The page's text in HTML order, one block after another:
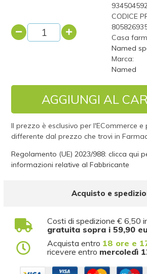
CODICE
Casa
Named
Marca:
Named
AGGIUNGI AL
Il prezzo è esclusivo per l'ECommerce e
differente dal prezzo che trovi in
Regolamento (UE) 2023/988: clicca qui
informazioni relative al Fabbricante
Acquisto e
Costi di spedizione € 6,50
gratuita sopra i 59,90
Acquista entro 18 ore e
ricevere entro mercoledì